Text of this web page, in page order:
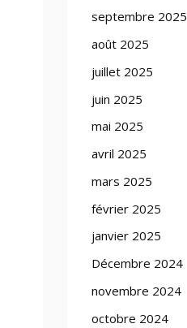
septembre 2025
août 2025
juillet 2025
juin 2025
mai 2025
avril 2025
mars 2025
février 2025
janvier 2025
Décembre 2024
novembre 2024
octobre 2024